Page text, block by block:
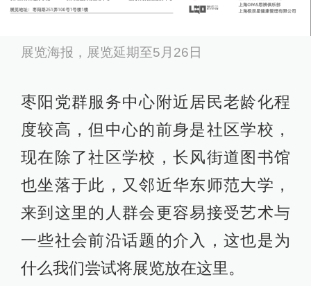
展览海报，展览延期至5月26日
枣阳党群服务中心附近居民老龄化程
度较高，但中心的前身是社区学校，
现在除了社区学校，长风街道图书馆
也坐落于此，又邻近华东师范大学，
来到这里的人群会更容易接受艺术与
一些社会前沿话题的介入，这也是为
什么我们尝试将展览放在这里。